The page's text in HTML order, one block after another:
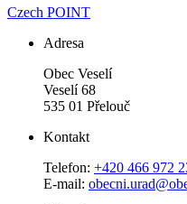
Czech POINT
Adresa
Obec Veselí
Veselí 68
535 01 Přelouč
Kontakt
Telefon: +420 466 972
E-mail: